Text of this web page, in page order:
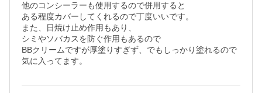
他のコンシーラーも使用するので併用すると
ある程度カバーしてくれるので丁度いいです。
また、日焼け止め作用もあり、
シミやソバカスを防ぐ作用もあるので
BBクリームですが厚塗りすぎず、でもしっかり塗れるので
気に入ってます。